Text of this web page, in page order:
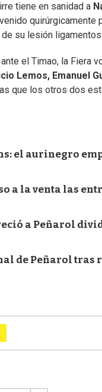
tiene en sanidad a
quirúrgicamente
su lesión
el Timao, la Fiera
Lemos, Emanuel
que los otros dos
el aurinegro
a la venta las
a Peñarol
de Peñarol tras